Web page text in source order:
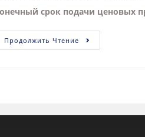
срок подачи ценовых
Продолжить Чтение